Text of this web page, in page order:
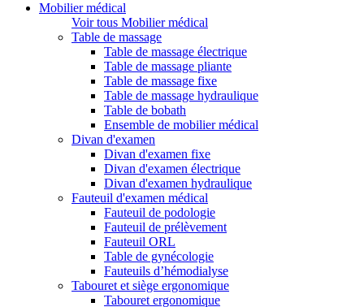
Mobilier médical
Voir tous Mobilier médical
Table de massage
Table de massage électrique
Table de massage pliante
Table de massage fixe
Table de massage hydraulique
Table de bobath
Ensemble de mobilier médical
Divan d'examen
Divan d'examen fixe
Divan d'examen électrique
Divan d'examen hydraulique
Fauteuil d'examen médical
Fauteuil de podologie
Fauteuil de prélèvement
Fauteuil ORL
Table de gynécologie
Fauteuils d’hémodialyse
Tabouret et siège ergonomique
Tabouret ergonomique